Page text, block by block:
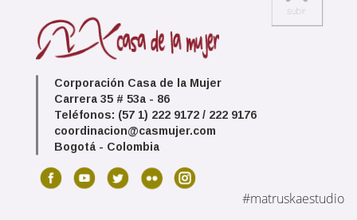
Corporación Casa de la Mujer
Carrera 35 # 53a - 86
Teléfonos: (57 1) 222 9172 / 222 9176
coordinacion@casmujer.com
Bogotá - Colombia
#matruskaestudio